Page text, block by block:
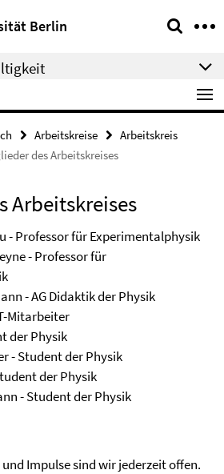
Berlin
Arbeitskreise
Arbeitskreis
des Arbeitskreises
Arbeitskreises
- Professor für Experimentalphysik
- Professor für
- AG Didaktik der Physik
Mitarbeiter
der Physik
- Student der Physik
der Physik
- Student der Physik
Impulse sind wir jederzeit offen.